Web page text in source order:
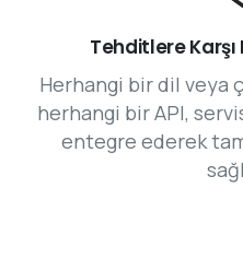
Tehditlere
Herhangi bir dil
herhangi bir API,
entegre ederek